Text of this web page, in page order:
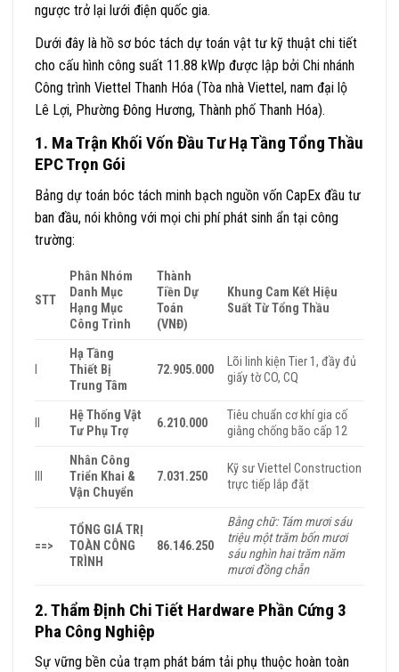
ngược trở lại lưới điện quốc gia.
Dưới đây là hồ sơ bóc tách dự toán vật tư kỹ thuật chi tiết
cho cấu hình công suất 11.88 kWp được lập bởi Chi nhánh
Công trình Viettel Thanh Hóa (Tòa nhà Viettel, nam đại lộ
Lê Lợi, Phường Đông Hương, Thành phố Thanh Hóa).
1. Ma Trận Khối Vốn Đầu Tư Hạ Tầng Tổng Thầu
EPC Trọn Gói
Bảng dự toán bóc tách minh bạch nguồn vốn CapEx đầu tư
ban đầu, nói không với mọi chi phí phát sinh ẩn tại công
trường:
STT
Phân Nhóm
Danh Mục
Hạng Mục
Công Trình
Thành
Tiền Dự
Toán
(VNĐ)
Khung Cam Kết Hiệu
Suất Từ Tổng Thầu
Hạ Tầng
Thiết Bị
Trung Tâm
72.905.000
Lõi linh kiện Tier 1, đầy đủ
giấy tờ CO, CQ
Hệ Thống Vật
Tư Phụ Trợ
6.210.000
Tiêu chuẩn cơ khí gia cố
giằng chống bão cấp 12
Nhân Công
Triển Khai &
Vận Chuyển
7.031.250
Kỹ sư Viettel Construction
trực tiếp lắp đặt
==>
TỔNG GIÁ TRỊ
TOÀN CÔNG
TRÌNH
86.146.250
Bằng chữ: Tám mươi sáu
triệu một trăm bốn mươi
sáu nghìn hai trăm năm
mươi đồng chẵn
2. Thẩm Định Chi Tiết Hardware Phần Cứng 3
Pha Công Nghiệp
Sự vững bền của trạm phát bám tải phụ thuộc hoàn toàn